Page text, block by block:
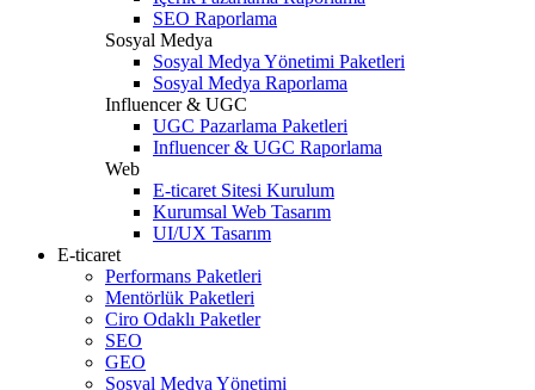
SEO Raporlama
Sosyal Medya
Sosyal Medya Yönetimi Paketleri
Sosyal Medya Raporlama
Influencer & UGC
UGC Pazarlama Paketleri
Influencer & UGC Raporlama
Web
E-ticaret Sitesi Kurulum
Kurumsal Web Tasarım
UI/UX Tasarım
E-ticaret
Performans Paketleri
Mentörlük Paketleri
Ciro Odaklı Paketler
SEO
GEO
Sosyal Medya Yönetimi